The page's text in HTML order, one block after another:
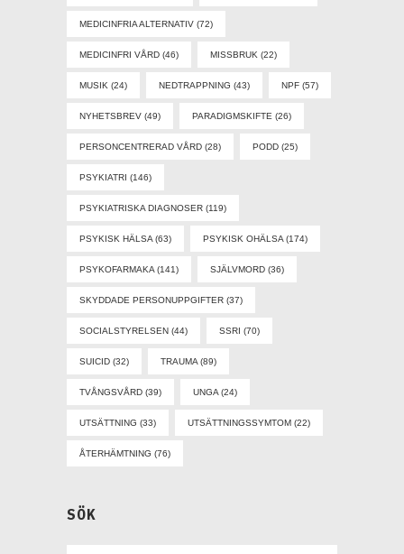
MEDICINFRIA ALTERNATIV (72)
MEDICINFRI VÅRD (46) MISSBRUK (22)
MUSIK (24) NEDTRAPPNING (43) NPF (57)
NYHETSBREV (49) PARADIGMSKIFTE (26)
PERSONCENTRERAD VÅRD (28) PODD (25)
PSYKIATRI (146)
PSYKIATRISKA DIAGNOSER (119)
PSYKISK HÄLSA (63) PSYKISK OHÄLSA (174)
PSYKOFARMAKA (141) SJÄLVMORD (36)
SKYDDADE PERSONUPPGIFTER (37)
SOCIALSTYRELSEN (44) SSRI (70)
SUICID (32) TRAUMA (89)
TVÅNGSVÅRD (39) UNGA (24)
UTSÄTTNING (33) UTSÄTTNINGSSYMTOM (22)
ÅTERHÄMTNING (76)
SÖK